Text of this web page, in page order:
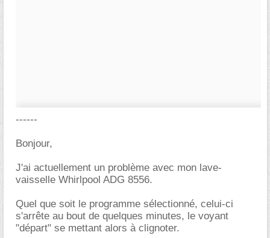
------
Bonjour,
J'ai actuellement un problème avec mon lave-
vaisselle Whirlpool ADG 8556.
Quel que soit le programme sélectionné, celui-ci
s'arrête au bout de quelques minutes, le voyant
"départ" se mettant alors à clignoter.